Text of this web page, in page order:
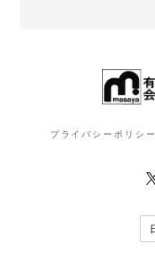
プライバシーポリシー